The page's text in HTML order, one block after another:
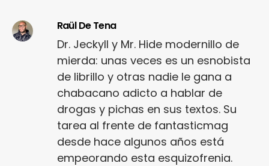
Raül De Tena
Dr. Jeckyll y Mr. Hide modernillo de
mierda: unas veces es un esnobista
de librillo y otras nadie le gana a
chabacano adicto a hablar de
drogas y pichas en sus textos. Su
tarea al frente de fantasticmag
desde hace algunos años está
empeorando esta esquizofrenia.